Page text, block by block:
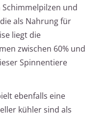
und
als Nahrung für
liegt die
zwischen 60% und
Spinnentiere
ebenfalls eine
kühler sind als